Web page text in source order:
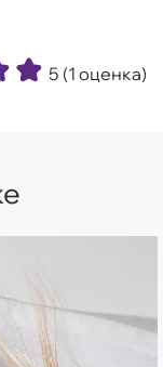
5 (1 оценка)